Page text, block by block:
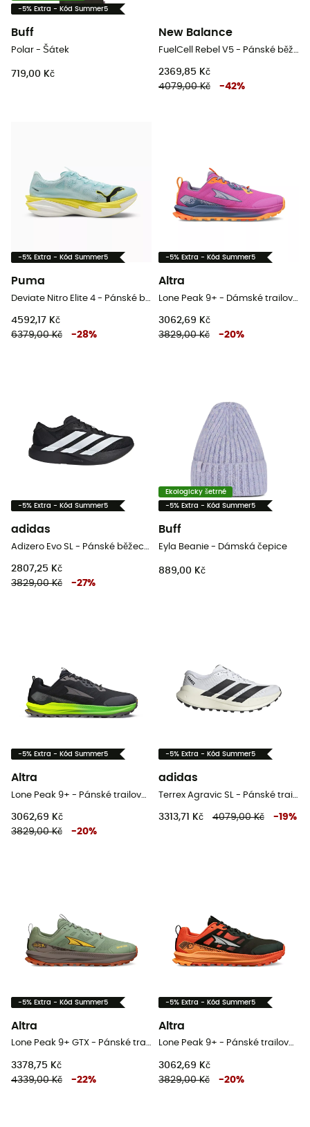
-5% Extra - Kód Summer5
Buff
Polar - Šátek
719,00 Kč
New Balance
2369,85 Kč
4079,00 Kč
-42%
-5% Extra - Kód Summer5
Puma
4592,17 Kč
6379,00 Kč
-28%
-5% Extra - Kód Summer5
Altra
3062,69 Kč
3829,00 Kč
-20%
-5% Extra - Kód Summer5
adidas
2807,25 Kč
3829,00 Kč
-27%
Ekologicky šetrné
-5% Extra - Kód Summer5
Buff
Eyla Beanie - Dámská čepice
889,00 Kč
-5% Extra - Kód Summer5
Altra
3062,69 Kč
3829,00 Kč
-20%
-5% Extra - Kód Summer5
adidas
3313,71 Kč 4079,00 Kč -19%
-5% Extra - Kód Summer5
Altra
Lone Peak 9+ GTX - Pánské trailové běžecké boty
3378,75 Kč
4339,00 Kč
-22%
-5% Extra - Kód Summer5
Altra
Lone Peak 9+ - Pánské trailové běžecké boty
3062,69 Kč
3829,00 Kč
-20%